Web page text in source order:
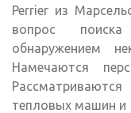
Perrier из
вопрос
обнаружением
Намечаются
тепловых машин и